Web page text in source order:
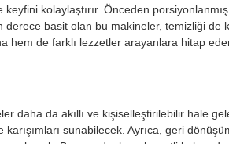
kolaylaştırır. Önceden
derece basit olan bu makineler, temizliği de
hem de farklı lezzetler arayanlara hitap
daha da akıllı ve kişiselleştirilebilir hale
sunabilecek. Ayrıca, geri